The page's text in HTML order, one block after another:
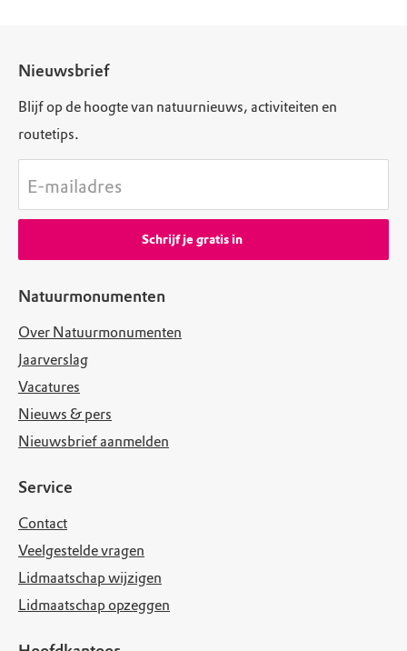
Natuurmonumenten
Over Natuurmonumenten
Jaarverslag
Vacatures
Nieuws & pers
Nieuwsbrief aanmelden
Service
Contact
Veelgestelde vragen
Lidmaatschap wijzigen
Lidmaatschap opzeggen
Nieuwsbrief
Blijf op de hoogte van natuurnieuws, activiteiten en
routetips.
E-mailadres
Schrijf je gratis in